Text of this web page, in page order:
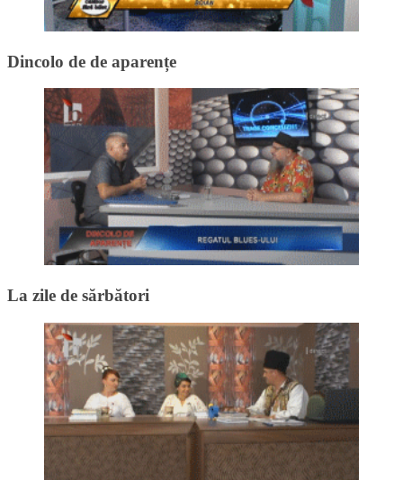
Dincolo de de aparențe
La zile de sărbători